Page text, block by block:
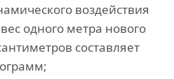
воздействия
одного метра нового
составляет